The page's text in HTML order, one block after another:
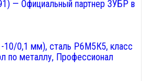
0,1 мм), сталь Р6М5К5, класс
по металлу, Профессионал